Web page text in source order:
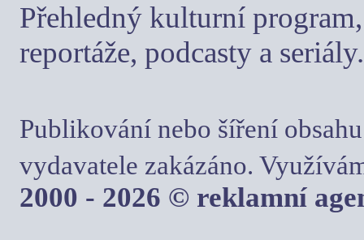
Přehledný kulturní
reportáže, podcasty a seriály.
Publikování nebo šíření
vydavatele zakázáno.
2000 - 2026 © reklamní